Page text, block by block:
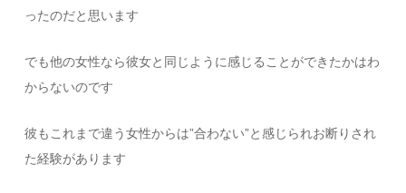
ったのだと思います
でも他の女性なら彼女と同じように感じることができたかはわ
からないのです
彼もこれまで違う女性からは”合わない”と感じられお断りされ
た経験があります